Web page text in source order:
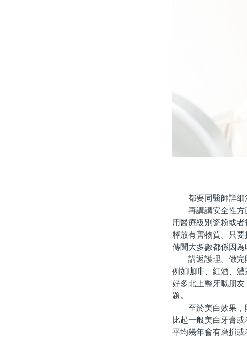
都要同醫師詳細溝
再講講安全性方面
用醫療級別瓷粉或
釋放有害物質。只
傳聞大多數都係因為
講返護理。做完貼
例如咖啡、紅酒、
好多北上整牙嘅朋
題。
至於美白效果，貼
比起一般美白牙膏
平均幾年會有磨損或